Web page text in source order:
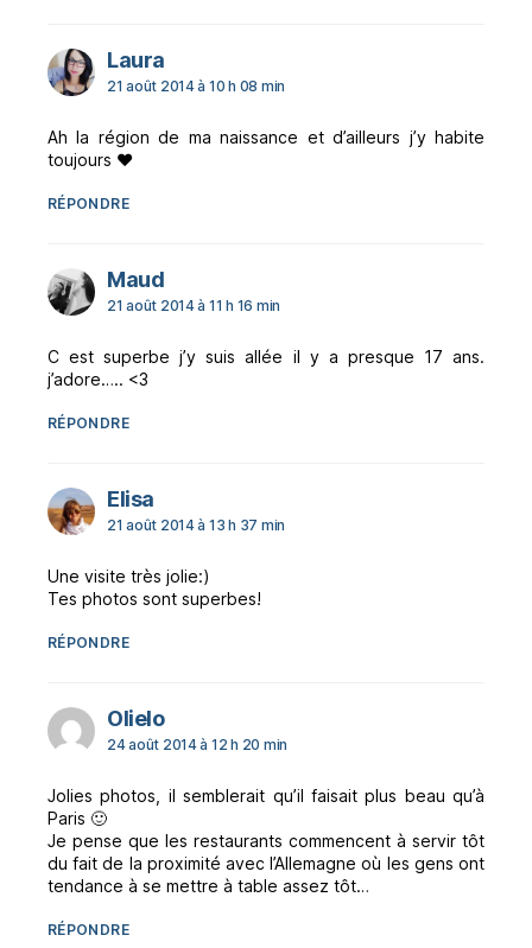
Lauradit :
21 août 2014 à 10 h 08 min
Ah la région de ma naissance et d’ailleurs j’y habite
toujours ❤️
RÉPONDRE
Mauddit :
21 août 2014 à 11 h 16 min
C est superbe j’y suis allée il y a presque 17 ans.
j’adore….. <3
RÉPONDRE
Elisadit :
21 août 2014 à 13 h 37 min
Une visite très jolie:)
Tes photos sont superbes!
RÉPONDRE
Olielodit :
24 août 2014 à 12 h 20 min
Jolies photos, il semblerait qu’il faisait plus beau qu’à
Paris 🙂
Je pense que les restaurants commencent à servir tôt
du fait de la proximité avec l’Allemagne où les gens ont
tendance à se mettre à table assez tôt…
RÉPONDRE